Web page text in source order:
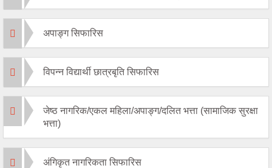
अपाङ्ग सिफारिस
विपन्न विद्यार्थी छात्रबृति सिफारिस
जेष्ठ नागरिक/एकल महिला/अपाङ्ग/दलित भत्ता (सामाजिक सुरक्षा
भत्ता)
अंगिकृत नागरिकता सिफारिस